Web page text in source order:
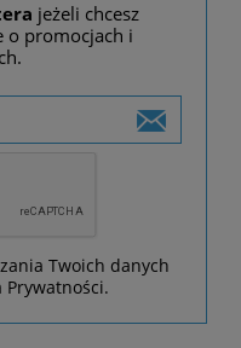
jeżeli chcesz
o promocjach i
Twoich danych
Prywatności.